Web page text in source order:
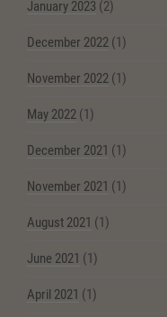
January 2023 (2)
December 2022 (1)
November 2022 (1)
May 2022 (1)
December 2021 (1)
November 2021 (1)
August 2021 (1)
June 2021 (1)
April 2021 (1)